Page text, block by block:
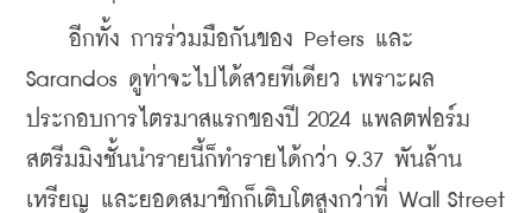
อีกทั้ง การร่วมมือกันของ Peters และ
Sarandos ดูท่าจะไปได้สวยทีเดียว เพราะผล
ประกอบการไตรมาสแรกของปี 2024 แพลตฟอร์ม
สตรีมมิงชั้นนำรายนี้ก็ทำรายได้กว่า 9.37 พันล้าน
เหรียญ และยอดสมาชิกก็เติบโตสูงกว่าที่ Wall Street